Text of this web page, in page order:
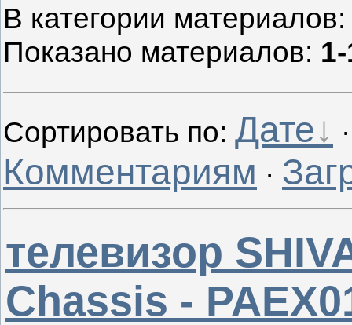
В категории материалов
Показано материалов:
Сортировать по: Дате
Комментариям ·
телевизор
Chassis -